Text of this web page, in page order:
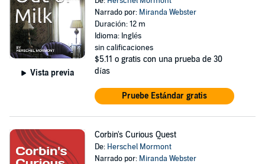
Vista previa
Narrado por: Miranda Webster
Duración: 12 m
Idioma: Inglés
sin calificaciones
$5.11 o gratis con una prueba de 30
días
Pruebe Estándar gratis
Corbin's Curious Quest
De: Herschel Mormont
Narrado por: Miranda Webster